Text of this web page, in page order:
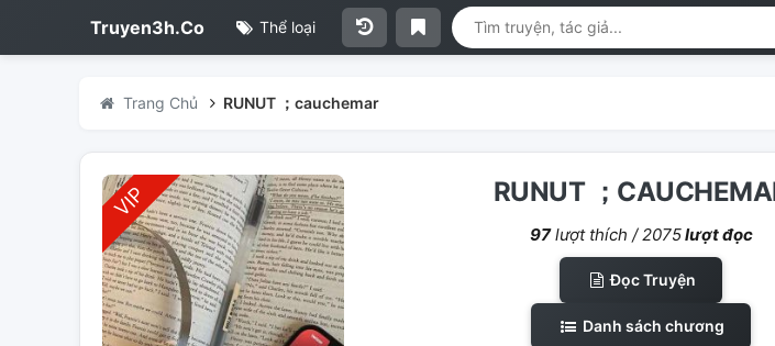
Truyen3h.Co Thể loại
Trang Chủ RUNUT ；cauchemar
RUNUT ；
97lượt thích /2075lượt đọc
Đọc Truyện
Danh sách chương